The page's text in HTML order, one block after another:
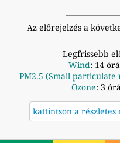
Az előrejelzés a
Legfrissebb
Wind: 14
PM2.5 (Small particulate
Ozone: 3
kattintson a részletes